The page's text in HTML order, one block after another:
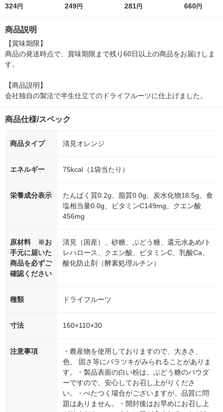
レンジグミ 50g 1セ
324円
はっさく 1個 南信州
249円
マンゴー 1個 南信州
281円
イナー 01 影
660円
商品説明
【賞味期限】
商品の発送時点で、賞味期限まで残り60日以上の商品をお届けしま
す。
【商品説明】
会社独自の製法で半生仕立てのドライフルーツに仕上げました。
商品仕様/スペック
商品タイプ 清見オレンジ
エネルギー 75kcal（1袋当たり）
栄養成分表示
たんぱく質0.2g、脂質0.0g、炭水化物18.5g、食
塩相当量0.0g、ビタミンC149mg、クエン酸
456mg
原材料 ※お
手元に届いた
商品を必ずご
確認ください
清見（国産）、砂糖、ぶどう糖、還元水あめ/ト
レハロース、クエン酸、ビタミンC、乳酸Ca、
酸化防止剤（酵素処理ルチン）
種類 ドライフルーツ
寸法 160×110×30
注意事項
・農産物を使用しておりますので、大きさ、
色、 固さ等にバラツキがみられることがありま
す。・製品表面の白い粉は、ぶどう糖のパウダ
ーですので、安心してお召し上がりくださ
い。・べたつく場合がございますが、品質に問
題はありません。・開封後はお早めにお召し上